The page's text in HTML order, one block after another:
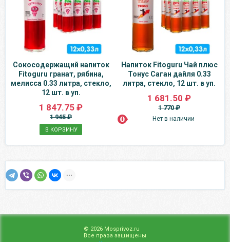
Сокосодержащий напиток
Fitoguru гранат, рябина,
мелисса 0.33 литра, стекло,
12 шт. в уп.
1 847.75 ₽
1 945 ₽
В КОРЗИНУ
Напиток Fitoguru Чай плюс
Тонус Саган дайля 0.33
литра, стекло, 12 шт. в уп.
1 681.50 ₽
1 770 ₽
Нет в наличии
© 2026 Mosprivoz.ru
Все права защищены